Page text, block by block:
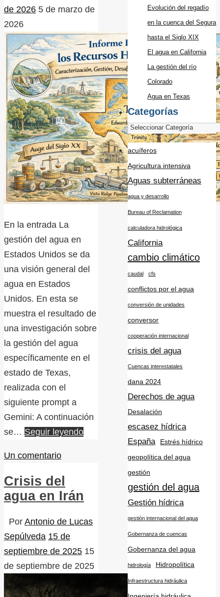
de 2026 5 de marzo de
2026
En la entrada La
gestión del agua en
Estados Unidos se da
una visión general del
agua en Estados
Unidos. En esta se
muestra el resultado de
una investigación sobre
la gestión del agua
específicamente en el
estado de Texas,
realizada con el
siguiente prompt a
Gemini: A continuación
se… Seguir leyendo
Un comentario
Crisis del
agua en Irán
Por Antonio de Lucas
Sepúlveda 15 de
septiembre de 2025 15
de septiembre de 2025
Evolución del regadío
en la cuenca del Segura
hasta el Siglo XIX
El agua en California
La gestión del río
Colorado
Agua en Texas
Categorías
acuíferos
Agricultura intensiva
Aguas subterráneas
agua y desarrollo
Bureau of Reclamation
calculadora hidrológica
California
cambio climático
caudal cfs
conflictos por el agua
conversión de unidades
conversor
cooperación internacional
crisis del agua
Cuencas interestatales
dana 2024
Derechos de agua
Desalación
escasez hídrica
España
Estrés hídrico
geopolítica del agua
gestión
gestión del agua
Gestión hídrica
gestión internacional del agua
Gobernanza de cuencas
Gobernanza del agua
hidrología Hidropolítica
Infraestructura hidráulica